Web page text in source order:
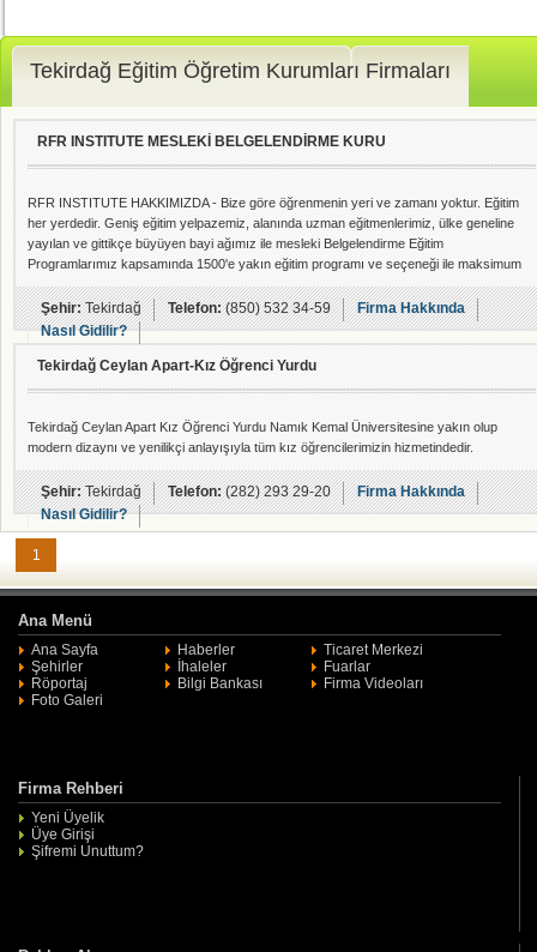
Tekirdağ Eğitim Öğretim Kurumları Firmaları
RFR INSTITUTE MESLEKİ BELGELENDİRME KURU
RFR INSTITUTE HAKKIMIZDA - Bize göre öğrenmenin yeri ve zamanı yoktur. Eğitim
her yerdedir. Geniş eğitim yelpazemiz, alanında uzman eğitmenlerimiz, ülke geneline
yayılan ve gittikçe büyüyen bayi ağımız ile mesleki Belgelendirme Eğitim
Programlarımız kapsamında 1500'e yakın eğitim programı ve seçeneği ile maksimum
fayda sağlamak adına Örgün & Online Eğitim Platformumuz sayesinde sizlerin
hayatlarına maksimum fayda sağlamak adına vargücümüz ile tutku ile çalışıyoruz.
Şehir:Tekirdağ Telefon:(850) 532 34-59
Firma Hakkında
Nasıl Gidilir?
Tekirdağ Ceylan Apart-Kız Öğrenci Yurdu
Tekirdağ Ceylan Apart Kız Öğrenci Yurdu Namık Kemal Üniversitesine yakın olup
modern dizaynı ve yenilikçi anlayışıyla tüm kız öğrencilerimizin hizmetindedir.
Şehir:Tekirdağ Telefon:(282) 293 29-20
Firma Hakkında
Nasıl Gidilir?
1
Ana Menü
Ana Sayfa Haberler
Ticaret Merkezi
Şehirler
İhaleler
Fuarlar
Röportaj
Bilgi Bankası
Firma Videoları
Foto Galeri
Firma Rehberi
Yeni Üyelik
Üye Girişi
Şifremi Unuttum?